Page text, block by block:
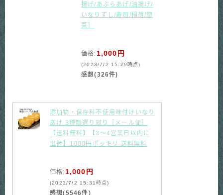
揚げ/あぶらあげ/油揚げ/
いなりずし/寿司/稲荷/惣
菜］
価格: 1,000円
(2023/7/2 15:29時点)
感想(326件)
添加物・保存料不使用味付けいなり
あげ 3種類選り取り［メール便］
【送料無料】【3〜4営業日以内に
出荷】1000円ポッキリ 送料無料
価格: 1,000円
(2023/7/2 15:31時点)
感想(5546件)